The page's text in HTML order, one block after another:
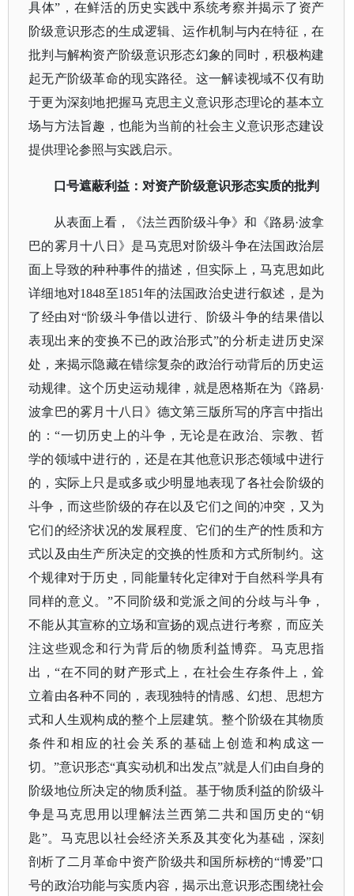
具体”，在鲜活的历史实践中系统考察并揭示了资产
阶级意识形态的生成逻辑、运作机制与内在特征，在
批判与解构资产阶级意识形态幻象的同时，积极构建
起无产阶级革命的现实路径。这一解读视域不仅有助
于更为深刻地把握马克思主义意识形态理论的基本立
场与方法旨趣，也能为当前的社会主义意识形态建设
提供理论参照与实践启示。
口号遮蔽利益：对资产阶级意识形态实质的批判
从表面上看，《法兰西阶级斗争》和《路易·波拿
巴的雾月十八日》是马克思对阶级斗争在法国政治层
面上导致的种种事件的描述，但实际上，马克思如此
详细地对1848至1851年的法国政治史进行叙述，是为
了经由对“阶级斗争借以进行、阶级斗争的结果借以
表现出来的变换不已的政治形式”的分析走进历史深
处，来揭示隐藏在错综复杂的政治行动背后的历史运
动规律。这个历史运动规律，就是恩格斯在为《路易·
波拿巴的雾月十八日》德文第三版所写的序言中指出
的：“一切历史上的斗争，无论是在政治、宗教、哲
学的领域中进行的，还是在其他意识形态领域中进行
的，实际上只是或多或少明显地表现了各社会阶级的
斗争，而这些阶级的存在以及它们之间的冲突，又为
它们的经济状况的发展程度、它们的生产的性质和方
式以及由生产所决定的交换的性质和方式所制约。这
个规律对于历史，同能量转化定律对于自然科学具有
同样的意义。”不同阶级和党派之间的分歧与斗争，
不能从其宣称的立场和宣扬的观点进行考察，而应关
注这些观念和行为背后的物质利益博弈。马克思指
出，“在不同的财产形式上，在社会生存条件上，耸
立着由各种不同的，表现独特的情感、幻想、思想方
式和人生观构成的整个上层建筑。整个阶级在其物质
条件和相应的社会关系的基础上创造和构成这一
切。”意识形态“真实动机和出发点”就是人们由自身的
阶级地位所决定的物质利益。基于物质利益的阶级斗
争是马克思用以理解法兰西第二共和国历史的“钥
匙”。马克思以社会经济关系及其变化为基础，深刻
剖析了二月革命中资产阶级共和国所标榜的“博爱”口
号的政治功能与实质内容，揭示出意识形态围绕社会